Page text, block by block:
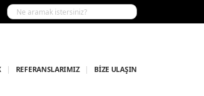
| REFERANSLARIMIZ | BİZE ULAŞIN